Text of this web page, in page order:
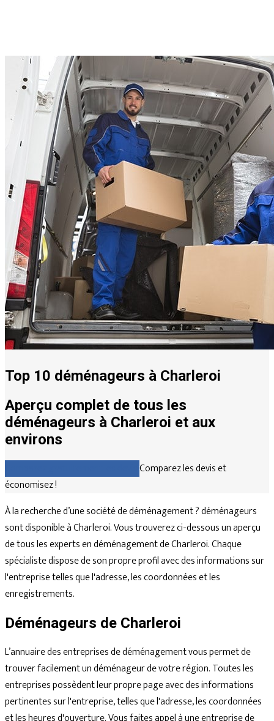
Top 10 déménageurs à Charleroi
Aperçu complet de tous les
déménageurs à Charleroi et aux
environs
Comparez les devis et
économisez !
À la recherche d’une société de déménagement ? déménageurs
sont disponible à Charleroi. Vous trouverez ci-dessous un aperçu
de tous les experts en déménagement de Charleroi. Chaque
spécialiste dispose de son propre profil avec des informations sur
l'entreprise telles que l'adresse, les coordonnées et les
enregistrements.
Déménageurs de Charleroi
L’annuaire des entreprises de déménagement vous permet de
trouver facilement un déménageur de votre région. Toutes les
entreprises possèdent leur propre page avec des informations
pertinentes sur l'entreprise, telles que l'adresse, les coordonnées